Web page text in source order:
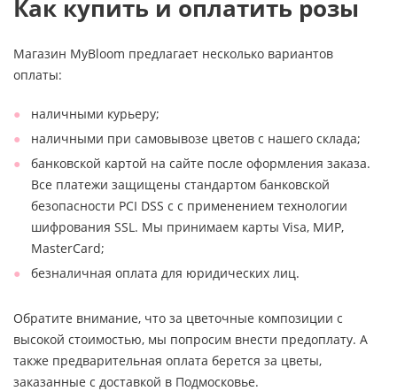
Как купить и оплатить розы
Магазин MyBloom предлагает несколько вариантов
оплаты:
наличными курьеру;
наличными при самовывозе цветов с нашего склада;
банковской картой на сайте после оформления заказа.
Все платежи защищены стандартом банковской
безопасности PCI DSS с с применением технологии
шифрования SSL. Мы принимаем карты Visa, МИР,
MasterCard;
безналичная оплата для юридических лиц.
Обратите внимание, что за цветочные композиции с
высокой стоимостью, мы попросим внести предоплату. А
также предварительная оплата берется за цветы,
заказанные с доставкой в Подмосковье.